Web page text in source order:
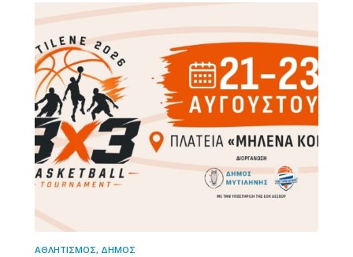
ΑΘΛΗΤΙΣΜΌΣ, ΔΉΜΟΣ